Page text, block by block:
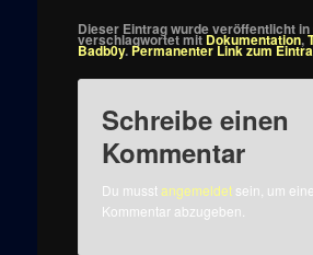
Dieser Eintrag wurde veröffentlicht in
verschlagwortet mitDokumentation,
Badb0y.Permanenter Link zum
Schreibe einen
Kommentar
Du musstangemeldetsein, um
Kommentar abzugeben.